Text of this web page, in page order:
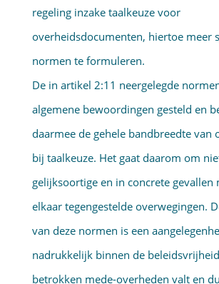
regeling inzake taalkeuze voor
overheidsdocumenten, hiertoe meer
normen te formuleren.
De in artikel 2:11 neergelegde
algemene bewoordingen gesteld en
daarmee de gehele bandbreedte van
bij taalkeuze. Het gaat daarom om
gelijksoortige en in concrete gevallen
elkaar tegengestelde overwegingen.
van deze normen is een
nadrukkelijk binnen de
betrokken mede-overheden valt en